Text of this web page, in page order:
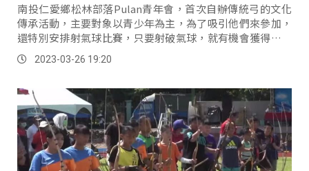
南投仁愛鄉松林部落Pulan青年會，首次自辦傳統弓的文化
傳承活動，主要對象以青少年為主，為了吸引他們來參加，
還特別安排射氣球比賽，只要射破氣球，就有機會獲得獎金
或獎品，讓不少小朋友躍躍欲試，也達成辦理活動的目的。
2023-03-26 19:20